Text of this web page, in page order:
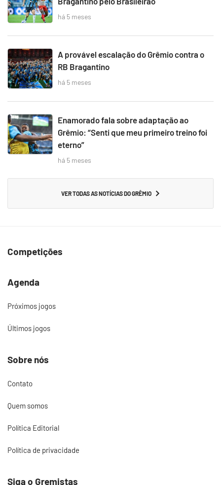
há 5 meses
A provável escalação do Grêmio contra o
RB Bragantino
há 5 meses
Enamorado fala sobre adaptação ao
Grêmio: “Senti que meu primeiro treino foi
eterno”
há 5 meses
VER TODAS AS NOTÍCIAS DO GRÊMIO
Competições
Agenda
Próximos jogos
Últimos jogos
Sobre nós
Contato
Quem somos
Política Editorial
Política de privacidade
Siga o Gremistas